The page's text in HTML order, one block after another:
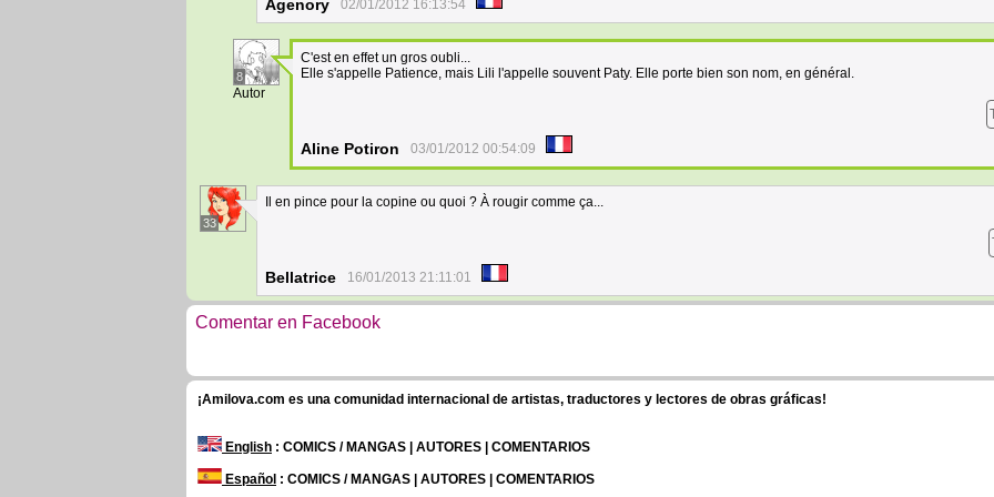
Agenory 02/01/2012 16:13:54
8
Autor
C'est en effet un gros oubli...
Elle s'appelle Patience, mais Lili l'appelle souvent Paty. Elle porte bien son nom, en général.
Aline Potiron 03/01/2012 00:54:09
33
Il en pince pour la copine ou quoi ? À rougir comme ça...
Bellatrice 16/01/2013 21:11:01
Comentar en Facebook
¡Amilova.com es una comunidad internacional de artistas, traductores y lectores de obras gráficas!
English : COMICS / MANGAS | AUTORES | COMENTARIOS
Español : COMICS / MANGAS | AUTORES | COMENTARIOS